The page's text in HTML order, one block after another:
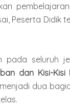
Peserta Didik
pada seluruh
dan Kisi-
dua